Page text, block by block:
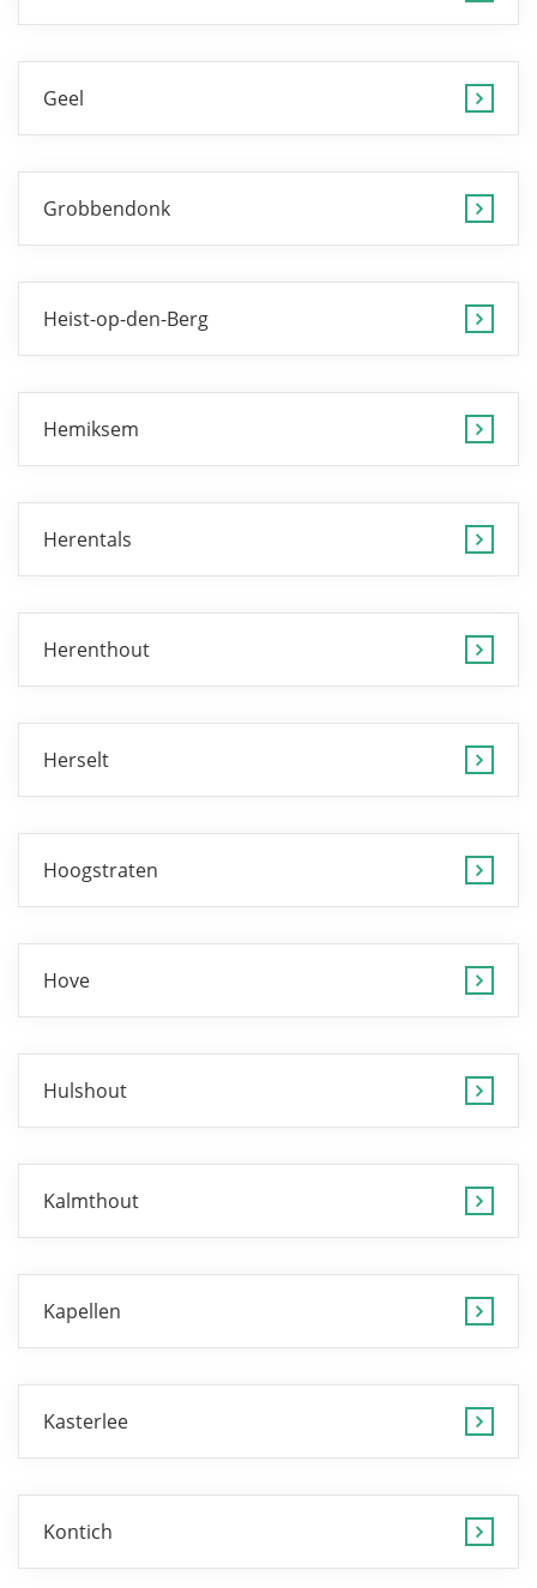
Geel
Grobbendonk
Heist-op-den-Berg
Hemiksem
Herentals
Herenthout
Herselt
Hoogstraten
Hove
Hulshout
Kalmthout
Kapellen
Kasterlee
Kontich